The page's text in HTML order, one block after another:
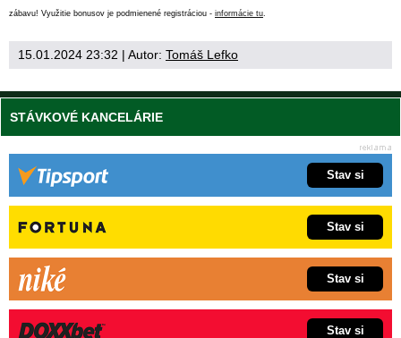
zábavu! Využitie bonusov je podmienené registráciou - informácie tu
15.01.2024 23:32 | Autor: Tomáš Lefko
STÁVKOVÉ KANCELÁRIE
Stav si
Stav si
Stav si
Stav si